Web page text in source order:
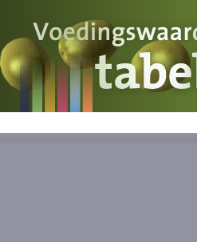
Voedingswaarde
Wat is wat?